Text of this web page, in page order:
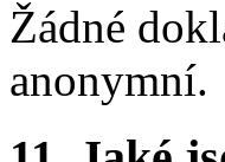
Žádné
anonymní.